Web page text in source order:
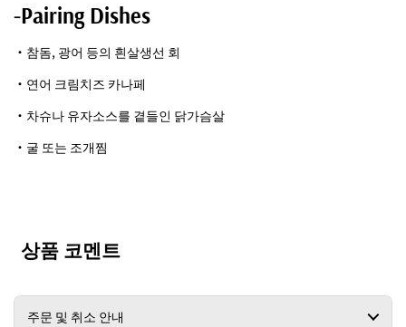
-Pairing Dishes
・참돔, 광어 등의 흰살생선 회
・연어 크림치즈 카나페
・차슈나 유자소스를 곁들인 닭가슴살
・굴 또는 조개찜
상품 코멘트
주문 및 취소 안내